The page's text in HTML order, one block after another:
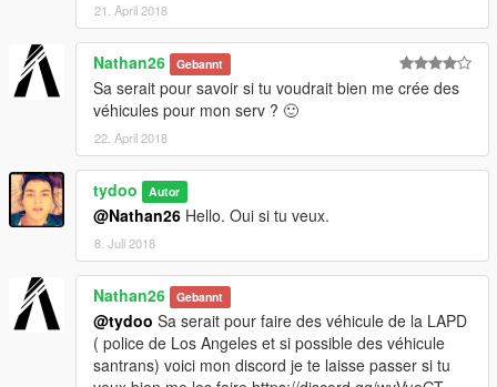
21. April 2018
Nathan26 Gebannt
Sa serait pour savoir si tu voudrait bien me crée des
véhicules pour mon serv ? 🙂
22. April 2018
tydoo Autor
@Nathan26 Hello. Oui si tu veux.
8. Juli 2018
Nathan26 Gebannt
@tydoo Sa serait pour faire des véhicule de la LAPD
( police de Los Angeles et si possible des véhicule
santrans) voici mon discord je te laisse passer si tu